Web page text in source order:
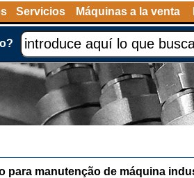
Servicios Máquinas a la venta
para manutenção de máquina